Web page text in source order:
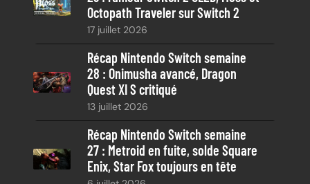
Octopath Traveler sur Switch 2
17 juillet 2026
Récap Nintendo Switch semaine
28 : Onimusha avancé, Dragon
Quest XI S critiqué
13 juillet 2026
Récap Nintendo Switch semaine
27 : Metroid en fuite, solde Square
Enix, Star Fox toujours en tête